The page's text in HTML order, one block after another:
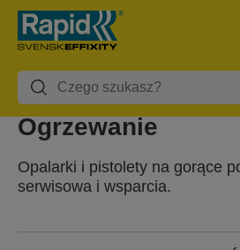
Ogrzewanie
Opalarki i pistolety na gorące
serwisowa i wsparcia.